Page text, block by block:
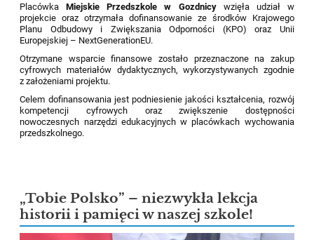
PlacówkaMiejskie Przedszkole w Gozdnicywzięła udział w
projekcie oraz otrzymała dofinansowanie ze środków Krajowego
Planu Odbudowy i Zwiększania Odporności (KPO) oraz Unii
Europejskiej – NextGenerationEU.
Otrzymane wsparcie finansowe zostało przeznaczone na zakup
cyfrowych materiałów dydaktycznych, wykorzystywanych zgodnie
z założeniami projektu.
Celem dofinansowania jest podniesienie jakości kształcenia, rozwój
kompetencji cyfrowych oraz zwiększenie dostępności
nowoczesnych narzędzi edukacyjnych w placówkach wychowania
przedszkolnego.
„Tobie Polsko” – niezwykła lekcja
historii i pamięci w naszej szkole!